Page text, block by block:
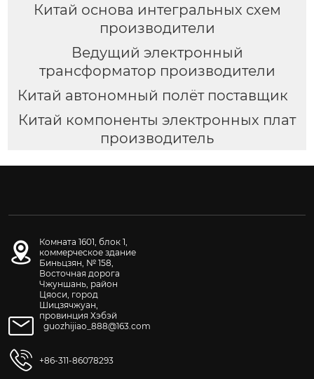
Китай основа интегральных схем
производители
Ведущий электронный
трансформатор производители
Китай автономный полёт поставщик
Китай компоненты электронных плат
производитель
Комната 1601, блок 1,
коммерческое здание
Биньцзян, № 158,
Восточная дорога
Чжуншань, район
Цяоси, город
Шицзячжуан,
провинция Хэбэй
guozhijiao_888@163.com
+86-311-86078293